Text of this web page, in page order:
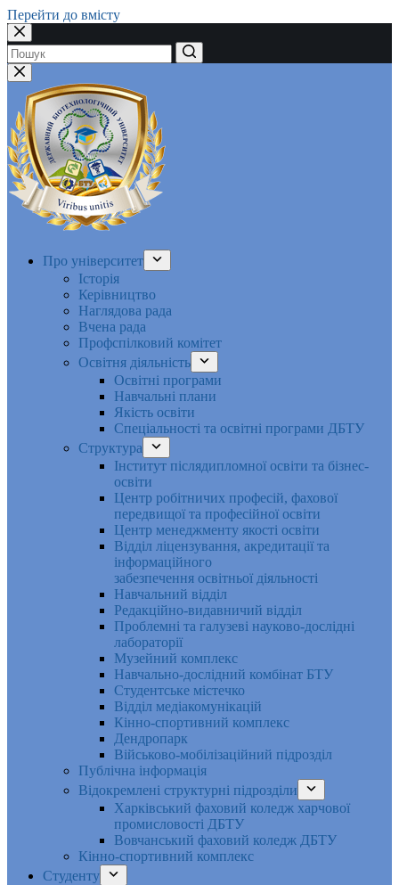
Перейти до вмісту
Немає
результатів
Про університет
Історія
Керівництво
Наглядова рада
Вчена рада
Профспілковий комітет
Освітня діяльність
Освітні програми
Навчальні плани
Якість освіти
Спеціальності та освітні програми ДБТУ
Структура
Інститут післядипломної освіти та бізнес-
освіти
Центр робітничих професій, фахової
передвищої та професійної освіти
Центр менеджменту якості освіти
Відділ ліцензування, акредитації та
інформаційного
забезпечення освітньої діяльності
Навчальний відділ
Редакційно-видавничий відділ
Проблемні та галузеві науково-дослідні
лабораторії
Музейний комплекс
Навчально-дослідний комбінат БТУ
Студентське містечко
Відділ медіакомунікацій
Кінно-спортивний комплекс
Дендропарк
Військово-мобілізаційний підрозділ
Публічна інформація
Відокремлені структурні підрозділи
Харківський фаховий коледж харчової
промисловості ДБТУ
Вовчанський фаховий коледж ДБТУ
Кінно-спортивний комплекс
Студенту